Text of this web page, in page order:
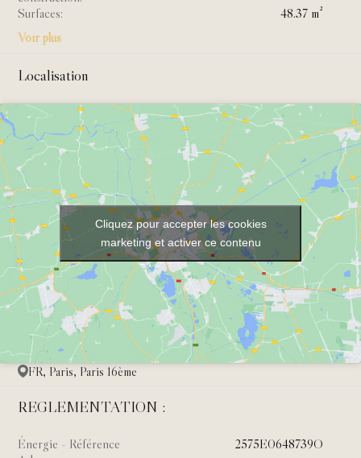
Surfaces:
48.37 m²
Voir plus
Localisation
Cliquez pour accepter les cookies
marketing et activer ce contenu
FR, Paris, Paris 16ème
REGLEMENTATION :
Énergie - Référence
2575E0648739O